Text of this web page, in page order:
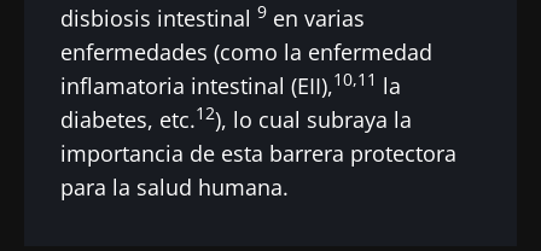
disbiosis intestinal 9 en varias
enfermedades (como la enfermedad
inflamatoria intestinal (EII),10,11 la
diabetes, etc.12), lo cual subraya la
importancia de esta barrera protectora
para la salud humana.